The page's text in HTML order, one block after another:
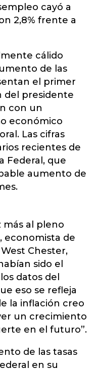
cayó a
2,8% frente a
cálido
de las
el primer
del presidente
con un
económico
Las cifras
recientes de
Federal, que
aumento de
más al pleno
economista de
Chester,
sido el
datos del
eso se refleja
la inflación creo
un crecimiento
en el futuro”.
de las tasas
en su